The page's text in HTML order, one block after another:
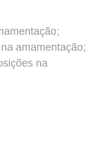
amamentação;
na